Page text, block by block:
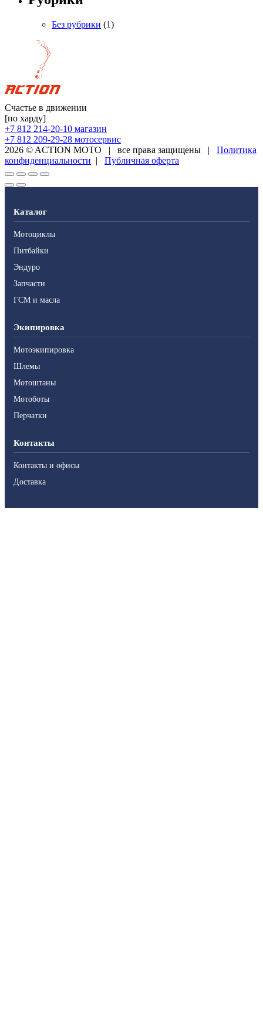
Без рубрики (1)
Счастье в движении
[по харду]
+7 812 214-20-10 магазин
+7 812 209-29-28 мотосервис
2026 © ACTION MOTO | все права защищены |
Политика
конфиденциальности | Публичная оферта
Каталог
Мотоциклы
Питбайки
Эндуро
Запчасти
ГСМ и масла
Экипировка
Мотоэкипировка
Шлемы
Мотоштаны
Мотоботы
Перчатки
Контакты
Контакты и офисы
Доставка